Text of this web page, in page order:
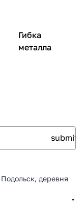
Гибка
металла
деревня